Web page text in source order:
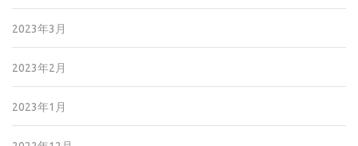
2023年3月
2023年2月
2023年1月